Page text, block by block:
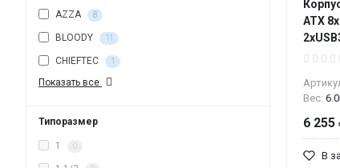
AZZA 8
BLOODY 11
CHIEFTEC 1
Показать все
Типоразмер
1 0
ATX
Вес:
6 255
В